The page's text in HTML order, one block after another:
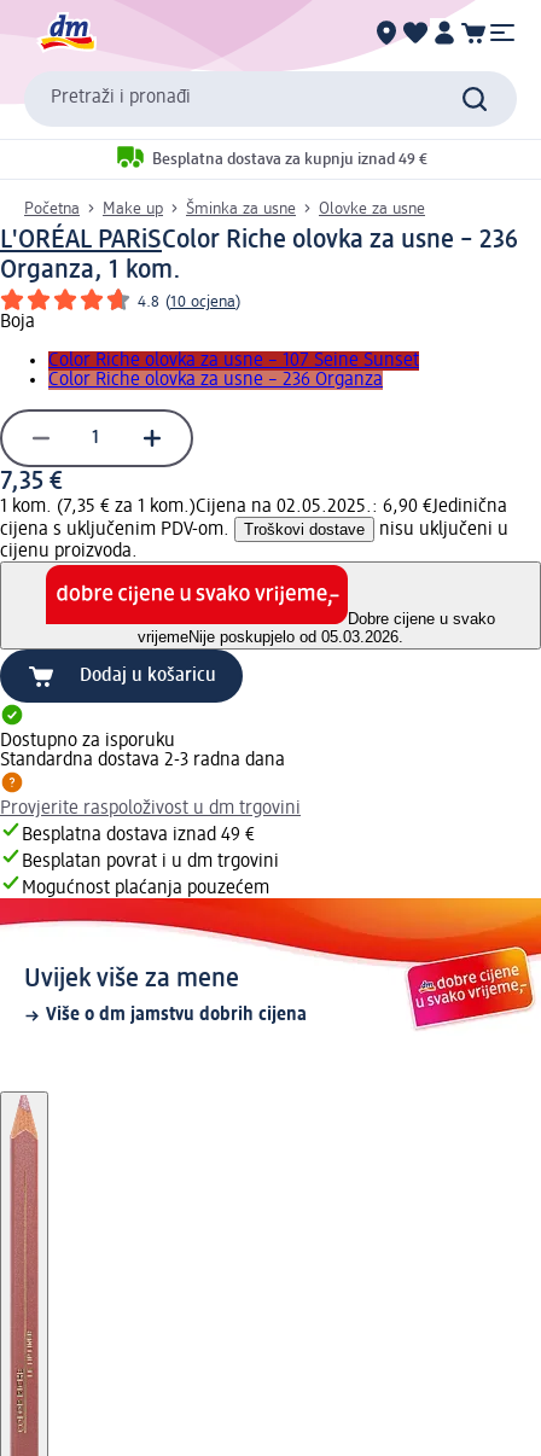
Pretraži i pronađi
Besplatna dostava za kupnju iznad 49 €
Početna Make up Šminka za usne Olovke za usne
L'ORÉAL PARiSColor Riche olovka za usne – 236
Organza, 1 kom.
4.8 (10 ocjena)
Boja
Color Riche olovka za usne – 107 Seine Sunset
Color Riche olovka za usne – 236 Organza
7,35 €
1 kom. (7,35 € za 1 kom.)Cijena na 02.05.2025.: 6,90 €Jedinična
cijena s uključenim PDV-om.
Troškovi dostave
nisu uključeni u
cijenu proizvoda.
Dobre cijene u svako
vrijemeNije poskupjelo od 05.03.2026.
Dodaj u košaricu
Dostupno za isporuku
Standardna dostava 2-3 radna dana
Provjerite raspoloživost u dm trgovini
Besplatna dostava iznad 49 €
Besplatan povrat i u dm trgovini
Mogućnost plaćanja pouzećem
Uvijek više za mene
Više o dm jamstvu dobrih cijena